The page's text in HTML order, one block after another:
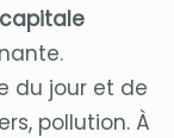
du jour et de
pollution. À